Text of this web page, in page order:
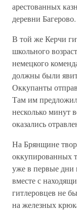
арестованных
деревни Багерово.
В той же Керчи
школьного
немецкого
должны были
Оккупанты
Там им
несколько минут
оказались
На Брянщине
оккупированных
уже в первые
вместе с
гитлеровцев не
на железных